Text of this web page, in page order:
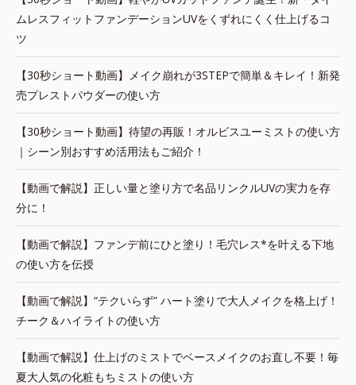
ムレスフィットファンデーションUVをくずれにくく仕上げるコ
ツ
【30秒ショート動画】メイク崩れが3STEPで簡単＆キレイ！新発
売プレストパウダーの使い方
【30秒ショート動画】待望の再販！オルビスユーミストの使い方
｜シーン別おすすめ活用法もご紹介！
【動画で解説】正しい量と塗り方で名品リンクルUVの実力を存
分に！
【動画で解説】ファンデ前にひと塗り！毛穴レス*を叶える下地
の使い方を伝授
【動画で解説】“テクいらず” ハート塗りで大人メイクを格上げ！
チーク＆ハイライトの使い方
【動画で解説】仕上げのミストでベースメイクのお直し不要！毎
夏大人気の化粧もちミストの使い方